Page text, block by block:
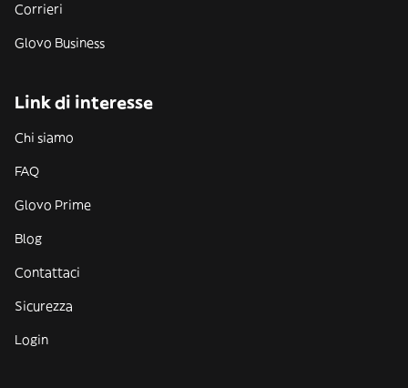
Corrieri
Glovo Business
Link di interesse
Chi siamo
FAQ
Glovo Prime
Blog
Contattaci
Sicurezza
Login